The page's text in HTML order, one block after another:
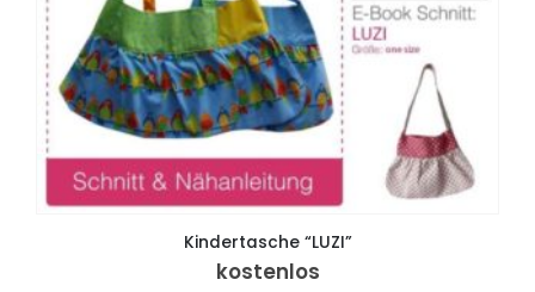
Kindertasche “LUZI”
kostenlos